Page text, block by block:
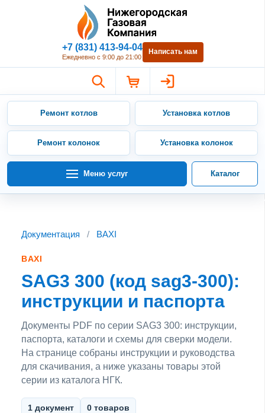
Нижегородская Газовая
+7 (831) 413-94-04
Ежедневно с 9:00 до 21:00
Написать нам
Ремонт котлов Установка котлов
Ремонт колонок Установка колонок
Меню услуг Каталог
Документация / BAXI
BAXI
SAG3 300 (код sag3-300):
инструкции и паспорта
Документы PDF по серии SAG3 300: инструкции,
паспорта, каталоги и схемы для сверки модели.
На странице собраны инструкции и руководства
для скачивания, а ниже указаны товары этой
серии из каталога НГК.
1 документ 0 товаров